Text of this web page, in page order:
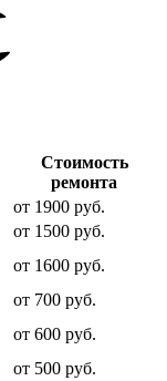
Стоимость
ремонта
от 1900 руб.
от 1500 руб.
от 1600 руб.
от 700 руб.
от 600 руб.
от 500 руб.